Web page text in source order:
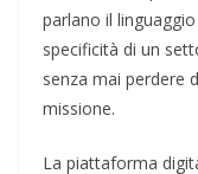
parlano il
specificità di un
senza mai perdere
missione.
La piattaforma